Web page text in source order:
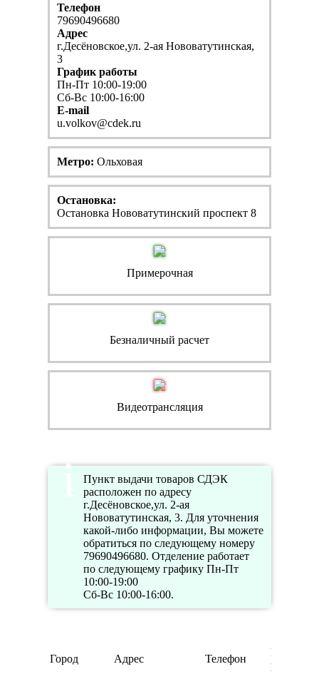
Телефон
79690496680
Адрес
г.Десёновское,ул. 2-ая Нововатутинская,
3
График работы
Пн-Пт 10:00-19:00
Сб-Вс 10:00-16:00
E-mail
u.volkov@cdek.ru
Метро:Ольховая
Остановка:
Остановка Нововатутинский проспект 8
Примерочная
Безналичный расчет
Видеотрансляция
Пункт выдачи товаров СДЭК
расположен по адресу
г.Десёновское,ул. 2-ая
Нововатутинская, 3. Для уточнения
какой-либо информации, Вы можете
обратиться по следующему номеру
79690496680. Отделение работает
по следующему графику Пн-Пт
10:00-19:00
Сб-Вс 10:00-16:00.
Город Адрес Телефон
Режим
работы